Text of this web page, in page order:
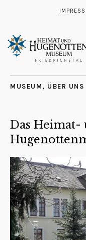
MUSEUM , ÜBER UNS
Das Heimat-